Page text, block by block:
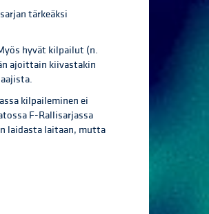
tärkeäksi
hyvät kilpailut (n.
ajoittain kiivastakin
kilpaileminen ei
F-Rallisarjassa
laidasta laitaan, mutta